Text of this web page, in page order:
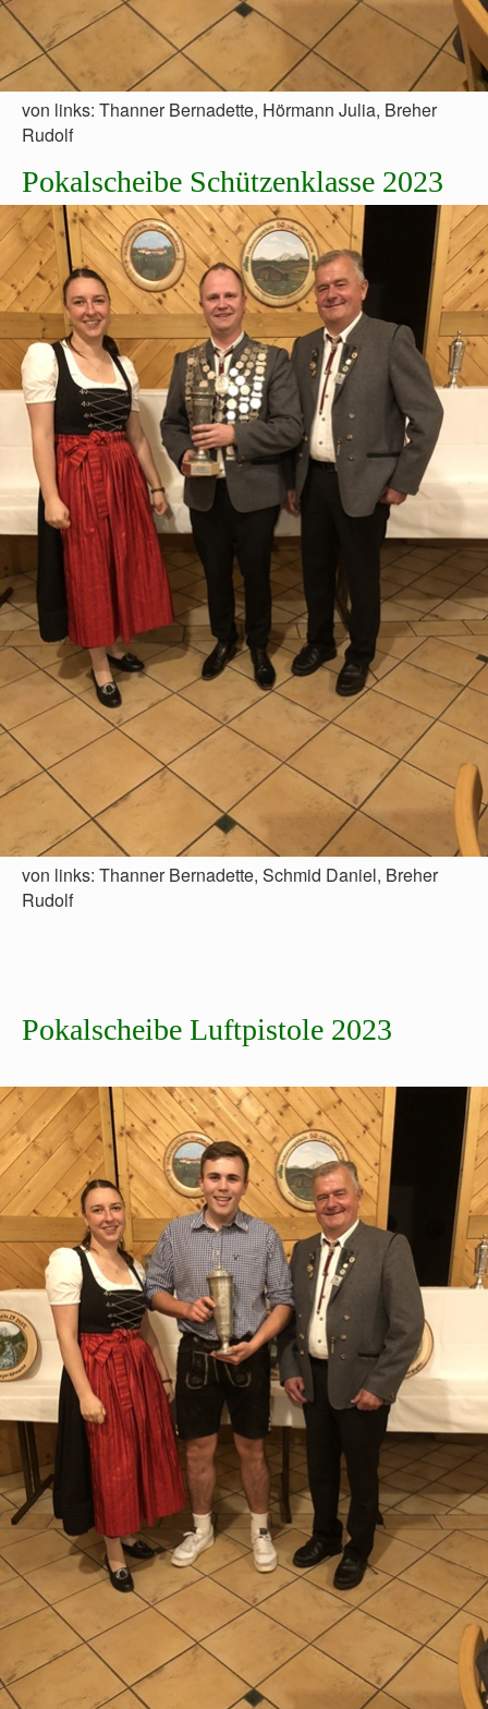
von links: Thanner Bernadette, Hörmann Julia, Breher
Rudolf
Pokalscheibe Schützenklasse 2023
von links: Thanner Bernadette, Schmid Daniel, Breher
Rudolf
Pokalscheibe Luftpistole 2023